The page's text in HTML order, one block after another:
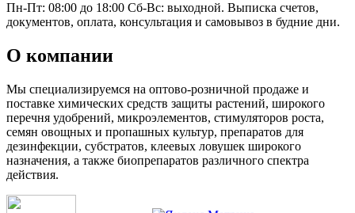
Пн-Пт: 08:00 до 18:00 Сб-Вс: выходной. Выписка счетов,
документов, оплата, консультация и самовывоз в будние дни.
О компании
Мы специализируемся на оптово-розничной продаже и
поставке химических средств защиты растений, широкого
перечня удобрений, микроэлементов, стимуляторов роста,
семян овощных и пропашных культур, препаратов для
дезинфекции, субстратов, клеевых ловушек широкого
назначения, а также биопрепаратов различного спектра
действия.